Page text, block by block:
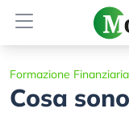
Formazione Finanziaria
Cosa